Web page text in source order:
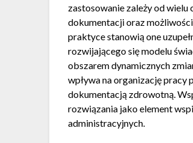
zastosowanie zależy od
dokumentacji oraz
praktyce stanowią one
rozwijającego się modelu
obszarem dynamicznych
wpływa na organizację
dokumentacją zdrowotną.
rozwiązania jako element
administracyjnych.